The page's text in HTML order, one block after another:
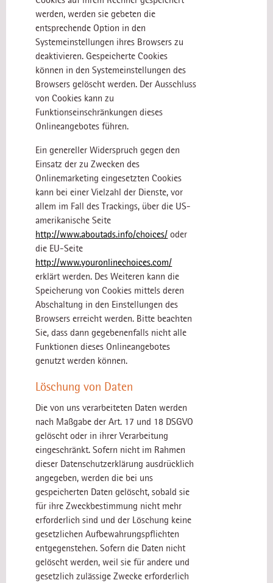
werden, werden sie gebeten die
entsprechende Option in den
Systemeinstellungen ihres Browsers zu
deaktivieren. Gespeicherte Cookies
können in den Systemeinstellungen des
Browsers gelöscht werden. Der Ausschluss
von Cookies kann zu
Funktionseinschränkungen dieses
Onlineangebotes führen.
Ein genereller Widerspruch gegen den
Einsatz der zu Zwecken des
Onlinemarketing eingesetzten Cookies
kann bei einer Vielzahl der Dienste, vor
allem im Fall des Trackings, über die US-
amerikanische Seite
http://www.aboutads.info/choices/ oder
die EU-Seite
http://www.youronlinechoices.com/
erklärt werden. Des Weiteren kann die
Speicherung von Cookies mittels deren
Abschaltung in den Einstellungen des
Browsers erreicht werden. Bitte beachten
Sie, dass dann gegebenenfalls nicht alle
Funktionen dieses Onlineangebotes
genutzt werden können.
Löschung von Daten
Die von uns verarbeiteten Daten werden
nach Maßgabe der Art. 17 und 18 DSGVO
gelöscht oder in ihrer Verarbeitung
eingeschränkt. Sofern nicht im Rahmen
dieser Datenschutzerklärung ausdrücklich
angegeben, werden die bei uns
gespeicherten Daten gelöscht, sobald sie
für ihre Zweckbestimmung nicht mehr
erforderlich sind und der Löschung keine
gesetzlichen Aufbewahrungspflichten
entgegenstehen. Sofern die Daten nicht
gelöscht werden, weil sie für andere und
gesetzlich zulässige Zwecke erforderlich